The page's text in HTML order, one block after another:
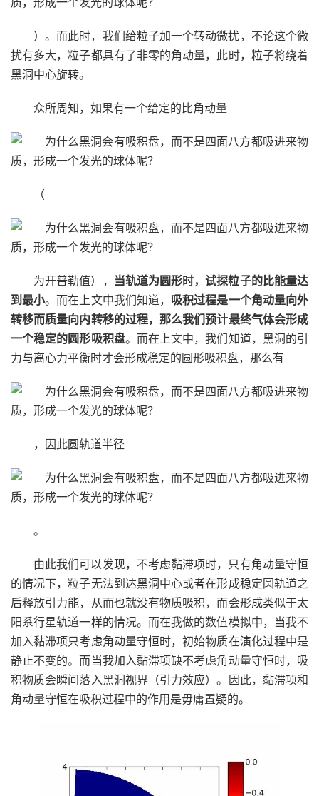
）。而此时，我们给粒子加一个转动微扰，不论这个微
扰有多大，粒子都具有了非零的角动量，此时，粒子将绕着
黑洞中心旋转。
众所周知，如果有一个给定的比角动量
（
为开普勒值）， 当轨道为圆形时，试探粒子的比能量达
到最小。而在上文中我们知道， 吸积过程是一个角动量向外
转移而质量向内转移的过程，那么我们预计最终气体会形成
一个稳定的圆形吸积盘。而在上文中，我们知道，黑洞的引
力与离心力平衡时才会形成稳定的圆形吸积盘，那么有
，因此圆轨道半径
。
由此我们可以发现，不考虑黏滞项时，只有角动量守恒
的情况下，粒子无法到达黑洞中心或者在形成稳定圆轨道之
后释放引力能，从而也就没有物质吸积，而会形成类似于太
阳系行星轨道一样的情况。而在我做的数值模拟中，当我不
加入黏滞项只考虑角动量守恒时，初始物质在演化过程中是
静止不变的。而当我加入黏滞项缺不考虑角动量守恒时，吸
积物质会瞬间落入黑洞视界（引力效应）。因此，黏滞项和
角动量守恒在吸积过程中的作用是毋庸置疑的。